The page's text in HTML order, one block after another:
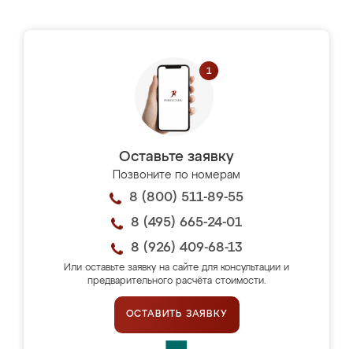
Оставьте заявку
Позвоните по номерам
8 (800) 511-89-55
8 (495) 665-24-01
8 (926) 409-68-13
Или оставьте заявку на сайте для консультации и
предварительного расчёта стоимости.
ОСТАВИТЬ ЗАЯВКУ